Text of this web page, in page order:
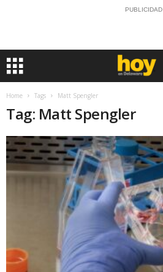
PUBLICIDAD
Home Tags Matt Spengler
Tag: Matt Spengler